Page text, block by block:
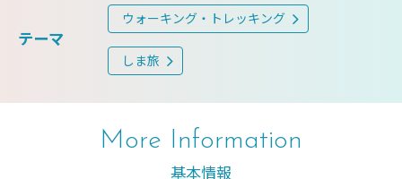
テーマ
ウォーキング・トレッキング
しま旅
More Information
基本情報